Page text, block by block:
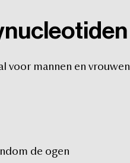
voor mannen en vrouwen
de ogen